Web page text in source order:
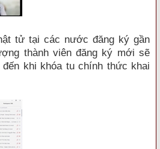
tử tại các nước đăng ký gần
thành viên đăng ký mới sẽ
khi khóa tu chính thức khai